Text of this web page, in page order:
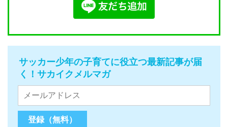
サッカー少年の子育てに役立つ最新記事が届
く！サカイクメルマガ